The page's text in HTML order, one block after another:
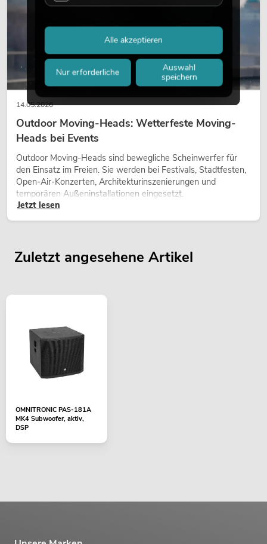
14.05.2026
Outdoor Moving-Heads: Wetterfeste Moving-
Heads bei Events
Outdoor Moving-Heads sind bewegliche Scheinwerfer für
den Einsatz im Freien. Sie werden bei Festivals, Stadtfesten,
Open-Air-Konzerten, Architekturinszenierungen und
temporären Außeninstallationen eingesetzt.
Jetzt lesen
Zuletzt angesehene Artikel
OMNITRONIC PAS-181A
MK4 Subwoofer, aktiv,
DSP
Nur erforderliche
Auswahl
speichern
Alle akzeptieren